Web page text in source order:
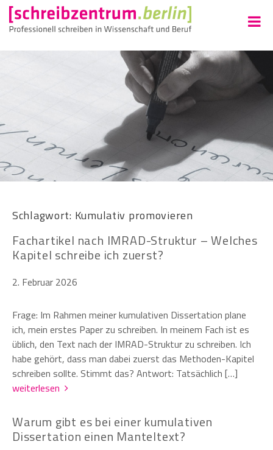
Schlagwort: Kumulativ promovieren
Fachartikel nach IMRAD-Struktur – Welches
Kapitel schreibe ich zuerst?
2. Februar 2026
Frage: Im Rahmen meiner kumulativen Dissertation plane
ich, mein erstes Paper zu schreiben. In meinem Fach ist es
üblich, den Text nach der IMRAD-Struktur zu schreiben. Ich
habe gehört, dass man dabei zuerst das Methoden-Kapitel
schreiben sollte. Stimmt das? Antwort: Tatsächlich […]
weiterlesen
Warum gibt es bei einer kumulativen
Dissertation einen Manteltext?